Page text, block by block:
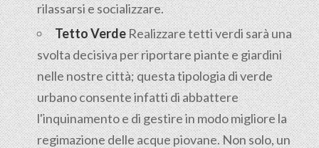
rilassarsi e socializzare.
Tetto VerdeRealizzare tetti verdi sarà una
svolta decisiva per riportare piante e giardini
nelle nostre città; questa tipologia di verde
urbano consente infatti di abbattere
l'inquinamento e di gestire in modo migliore la
regimazione delle acque piovane. Non solo, un